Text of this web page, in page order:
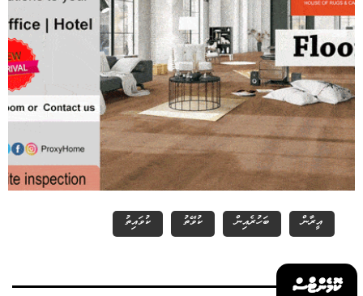
އީރާން ބަހުރެއިން ކުވޭތު ކުވައިތު
ކޮމެންޓްސް